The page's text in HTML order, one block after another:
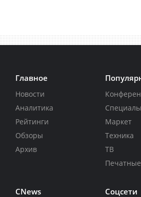
Главное
Новости
Аналитика
Рейтинги
Обзоры
Архив
Маркет
Техника
ТВ
CNews Соцсети